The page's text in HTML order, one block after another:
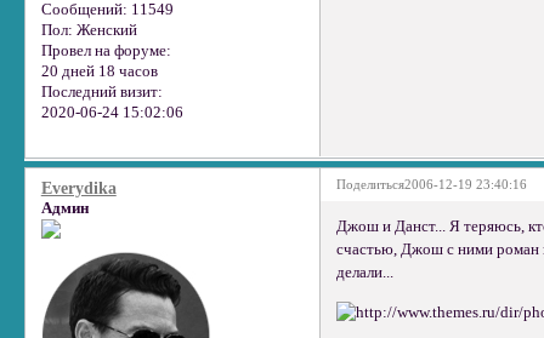
Сообщений: 11549
Пол: Женский
Провел на форуме:
20 дней 18 часов
Последний визит:
2020-06-24 15:02:06
Поделиться2006-12-19 23:40:16
Everydika
Админ
Джош и Данст... Я теряюсь,
счастью, Джош с ними роман
делали...